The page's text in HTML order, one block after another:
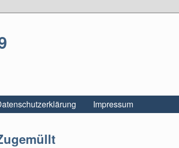
Impressum